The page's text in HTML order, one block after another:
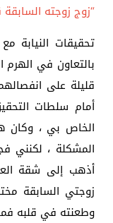
“زوج زوجته السابقة
تحقيقات النيابة
بالتعاون في الهرم
قليلة على
أمام سلطات
الخاص بي ، وكان
المشكلة ، لكنني
أذهب إلى شقة
زوجتي السابقة
وطعنته في قلبه